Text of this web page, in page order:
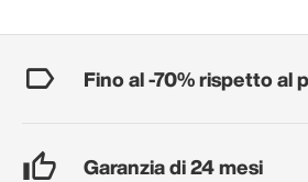
Fino al -70% rispetto al
Garanzia di 24 mesi